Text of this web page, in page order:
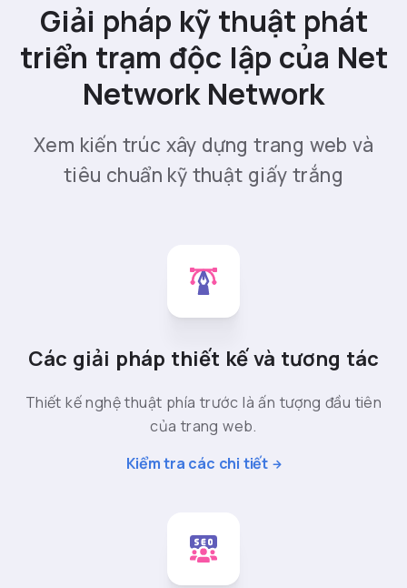
Giải pháp kỹ thuật phát
triển trạm độc lập của Net
Network Network
Xem kiến ​​trúc xây dựng trang web và
tiêu chuẩn kỹ thuật giấy trắng
Các giải pháp thiết kế và tương tác
Thiết kế nghệ thuật phía trước là ấn tượng đầu tiên
của trang web.
Kiểm tra các chi tiết